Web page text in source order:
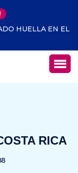
PUERTO RICO
RICA